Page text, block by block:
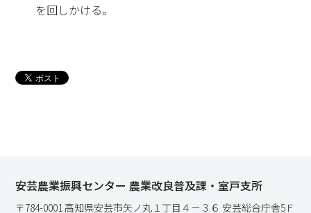
を回しかける。
安芸農業振興センター 農業改良普及課・室戸支所
〒784-0001 高知県安芸市矢ノ丸１丁目４－３６ 安芸総合庁舎5Ｆ